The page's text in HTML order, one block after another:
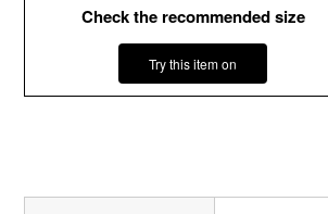
Check the recommended size
Try this item on